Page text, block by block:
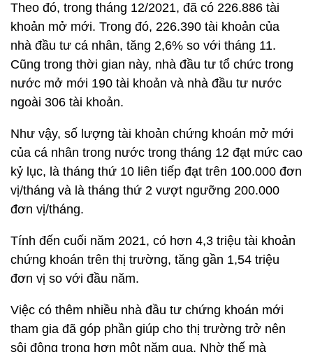
Theo đó, trong tháng 12/2021, đã có 226.886 tài
khoản mở mới. Trong đó, 226.390 tài khoản của
nhà đầu tư cá nhân, tăng 2,6% so với tháng 11.
Cũng trong thời gian này, nhà đầu tư tổ chức trong
nước mở mới 190 tài khoản và nhà đầu tư nước
ngoài 306 tài khoản.
Như vậy, số lượng tài khoản chứng khoán mở mới
của cá nhân trong nước trong tháng 12 đạt mức cao
kỷ lục, là tháng thứ 10 liên tiếp đạt trên 100.000 đơn
vị/tháng và là tháng thứ 2 vượt ngưỡng 200.000
đơn vị/tháng.
Tính đến cuối năm 2021, có hơn 4,3 triệu tài khoản
chứng khoán trên thị trường, tăng gần 1,54 triệu
đơn vị so với đầu năm.
Việc có thêm nhiều nhà đầu tư chứng khoán mới
tham gia đã góp phần giúp cho thị trường trở nên
sôi động trong hơn một năm qua. Nhờ thế mà